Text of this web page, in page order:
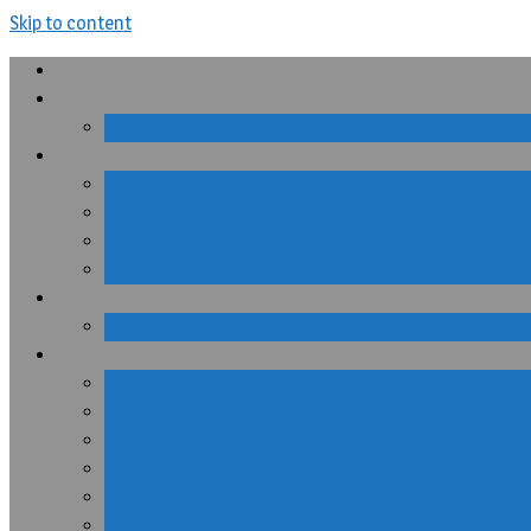
Skip to content